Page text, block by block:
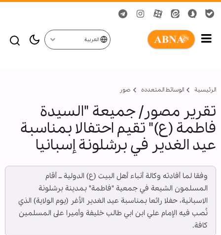
العربية
الرئيسية الوسائط المتعدده صور
تقرير مصور/ جميعة "السيدة
فاطمة (ع)" تقيم احتفالا بمناسبة
عيد الغدير في برشلونة إسبانيا
وفقا لما أفادته وكالة أنباء أهل البيت (ع) الدولية ــ أقام
المسلمون الشيعة في جمعية "فاطمة" بمدينة برشلونة
الاسبانية، حفلا رائعا بمناسبة عيد الغدير الأغر (يوم الولاية) الذي
نُصب فيه الإمام علي ابن ابي طالب خليفة وأميرا على المسلمين
كافة.